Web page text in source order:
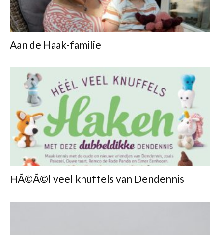
Aan de Haak-familie
HÃ©Ã©l veel knuffels van Dendennis